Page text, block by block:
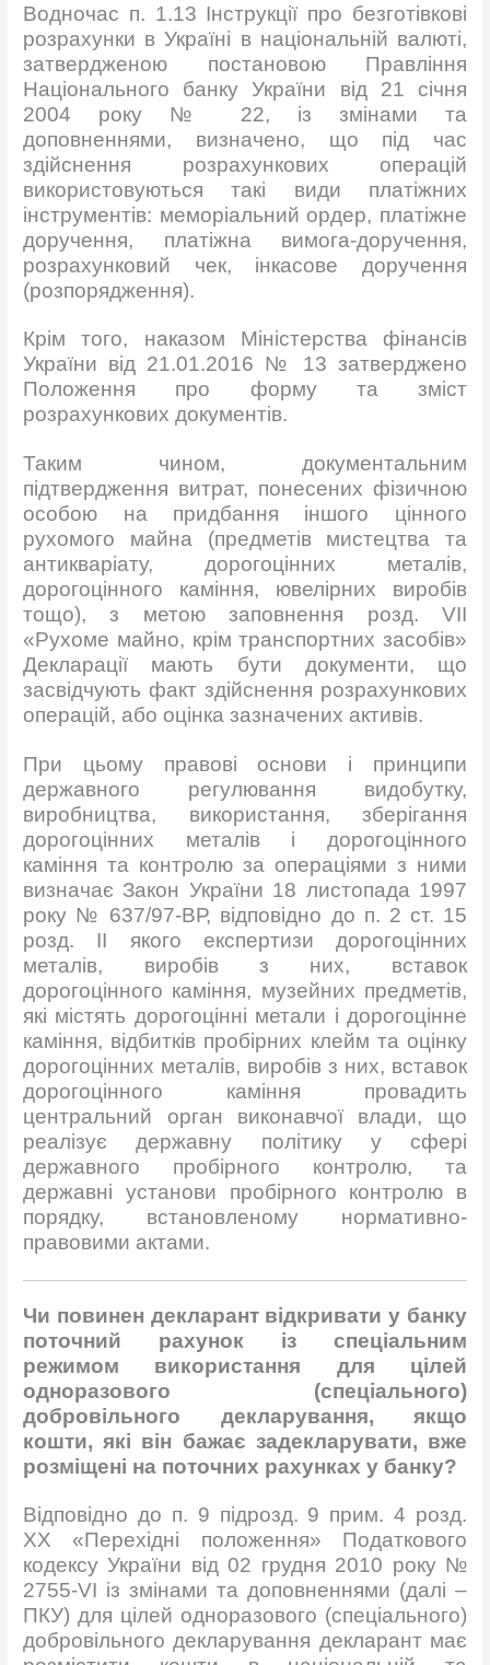
Водночас п. 1.13 Інструкції про безготівкові
розрахунки в Україні в національній валюті,
затвердженою постановою Правління
Національного банку України від 21 січня
2004 року № 22, із змінами та
доповненнями, визначено, що під час
здійснення розрахункових операцій
використовуються такі види платіжних
інструментів: меморіальний ордер, платіжне
доручення, платіжна вимога-доручення,
розрахунковий чек, інкасове доручення
(розпорядження).
Крім того, наказом Міністерства фінансів
України від 21.01.2016 № 13 затверджено
Положення про форму та зміст
розрахункових документів.
Таким чином, документальним
підтвердження витрат, понесених фізичною
особою на придбання іншого цінного
рухомого майна (предметів мистецтва та
антикваріату, дорогоцінних металів,
дорогоцінного каміння, ювелірних виробів
тощо), з метою заповнення розд. VII
«Рухоме майно, крім транспортних засобів»
Декларації мають бути документи, що
засвідчують факт здійснення розрахункових
операцій, або оцінка зазначених активів.
При цьому правові основи і принципи
державного регулювання видобутку,
виробництва, використання, зберігання
дорогоцінних металів і дорогоцінного
каміння та контролю за операціями з ними
визначає Закон України 18 листопада 1997
року № 637/97-ВР, відповідно до п. 2 ст. 15
розд. ІІ якого експертизи дорогоцінних
металів, виробів з них, вставок
дорогоцінного каміння, музейних предметів,
які містять дорогоцінні метали і дорогоцінне
каміння, відбитків пробірних клейм та оцінку
дорогоцінних металів, виробів з них, вставок
дорогоцінного каміння провадить
центральний орган виконавчої влади, що
реалізує державну політику у сфері
державного пробірного контролю, та
державні установи пробірного контролю в
порядку, встановленому нормативно-
правовими актами.
Чи повинен декларант відкривати у банку
поточний рахунок із спеціальним
режимом використання для цілей
одноразового (спеціального)
добровільного декларування, якщо
кошти, які він бажає задекларувати, вже
розміщені на поточних рахунках у банку?
Відповідно до п. 9 підрозд. 9 прим. 4 розд.
XX «Перехідні положення» Податкового
кодексу України від 02 грудня 2010 року №
2755-VI із змінами та доповненнями (далі –
ПКУ) для цілей одноразового (спеціального)
добровільного декларування декларант має